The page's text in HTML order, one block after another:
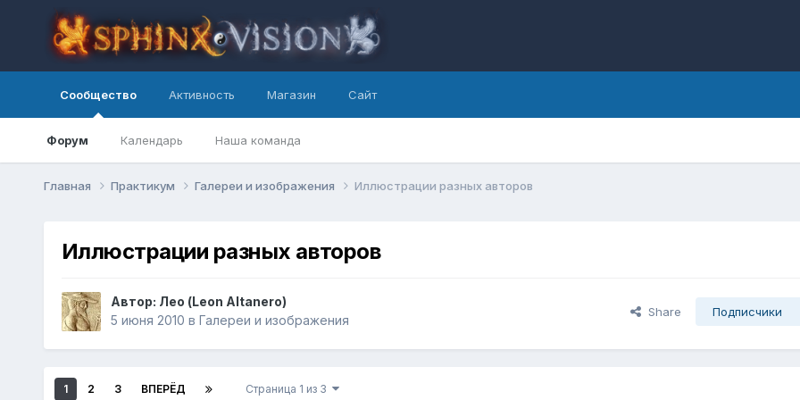
Сообщество
Форум Календарь Наша команда
Активность Магазин Сайт
Главная Практикум Галереи и изображения Иллюстрации разных авторов
Иллюстрации разных авторов
Автор: Лео (Leon Altanero)
5 июня 2010 в Галереи и изображения
Share Подписчики
1 2 3 ВПЕРЁД Страница 1 из 3